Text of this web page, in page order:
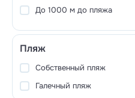
До 1000 м до пляжа
Пляж
Собственный пляж
Галечный пляж